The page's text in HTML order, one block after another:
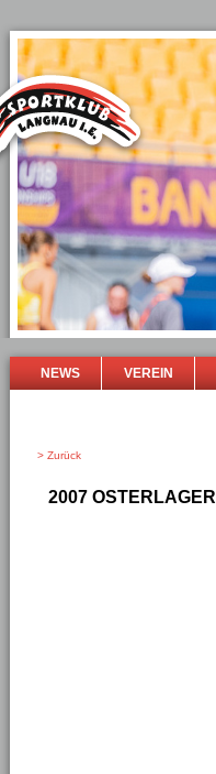
NEWS VEREIN
> Zurück
2007 OSTERLAGER